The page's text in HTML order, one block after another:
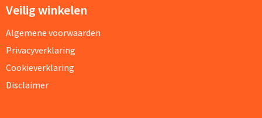
Veilig winkelen
Algemene voorwaarden
Privacyverklaring
Cookieverklaring
Disclaimer